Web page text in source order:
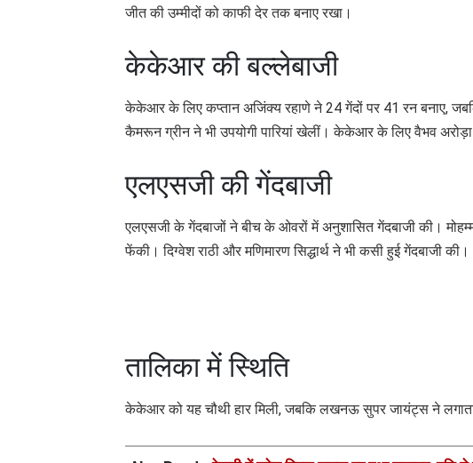
जीत की उम्मीदों को काफी देर तक बनाए रखा।
केकेआर की बल्लेबाजी
केकेआर के लिए कप्तान अजिंक्य रहाणे ने 24 गेंदों पर 41 रन बनाए,
कैमरून ग्रीन ने भी उपयोगी पारियां खेलीं। केकेआर के लिए वैभव
एलएसजी की गेंदबाजी
एलएसजी के गेंदबाजों ने बीच के ओवरों में अनुशासित गेंदबाजी की।
फेंकी। दिग्वेश राठी और मणिमारण सिद्धार्थ ने भी कसी हुई गेंदबाजी की।
तालिका में स्थिति
केकेआर को यह चौथी हार मिली, जबकि लखनऊ सुपर जायंट्स ने